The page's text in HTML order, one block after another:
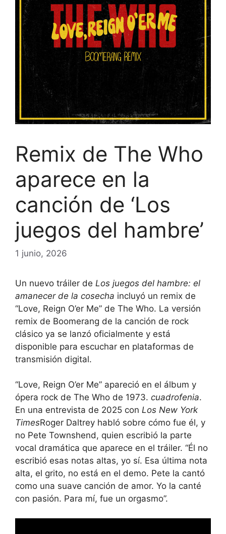
Remix de The Who
aparece en la
canción de ‘Los
juegos del hambre’
1 junio, 2026
Un nuevo tráiler de Los juegos del hambre: el
amanecer de la cosecha incluyó un remix de
“Love, Reign O’er Me” de The Who. La versión
remix de Boomerang de la canción de rock
clásico ya se lanzó oficialmente y está
disponible para escuchar en plataformas de
transmisión digital.
“Love, Reign O’er Me” apareció en el álbum y
ópera rock de The Who de 1973. cuadrofenia.
En una entrevista de 2025 con Los New York
TimesRoger Daltrey habló sobre cómo fue él, y
no Pete Townshend, quien escribió la parte
vocal dramática que aparece en el tráiler. “Él no
escribió esas notas altas, yo sí. Esa última nota
alta, el grito, no está en el demo. Pete la cantó
como una suave canción de amor. Yo la canté
con pasión. Para mí, fue un orgasmo”.